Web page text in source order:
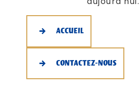
ACCUEIL
CONTACTEZ-NOUS